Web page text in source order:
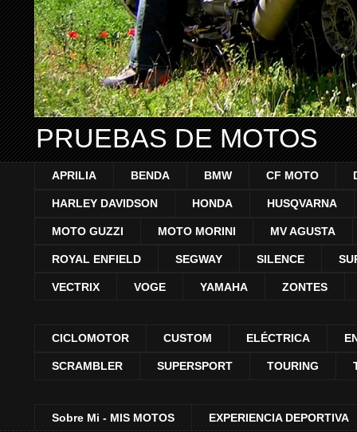
PRUEBAS DE MOTOS
APRILIA BENDA BMW CF MOTO
HARLEY DAVIDSON HONDA HUSQVARNA
MOTO GUZZI MOTO MORINI MV AGUSTA
ROYAL ENFIELD SEGWAY SILENCE
VECTRIX VOGE YAMAHA ZONTES
CICLOMOTOR CUSTOM ELÉCTRICA
SCRAMBLER SUPERSPORT TOURING
Sobre Mi - MIS MOTOS EXPERIENCIA DEPORTIVA